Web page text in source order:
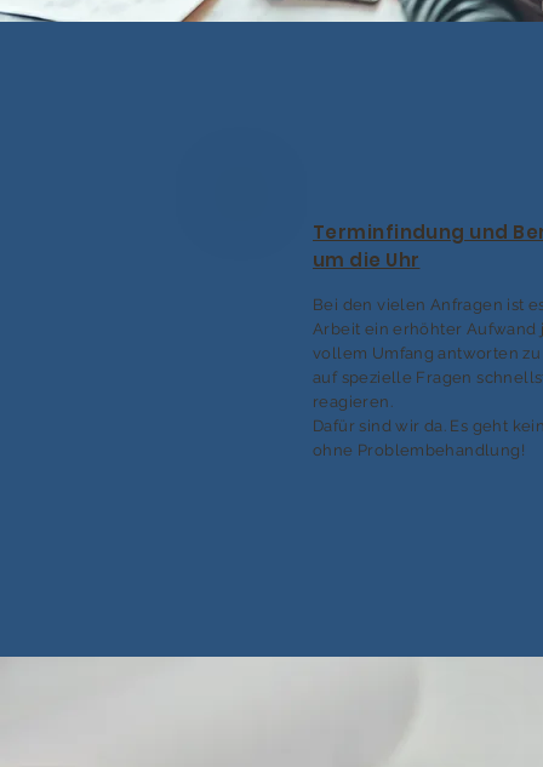
Terminfindung und
um die Uhr
Bei den vielen Anfragen ist
Arbeit ein erhöhter Aufwand
vollem Umfang antworten
auf spezielle Fragen
reagieren.
Dafür sind wir da. Es geht
ohne Problembehandlung!